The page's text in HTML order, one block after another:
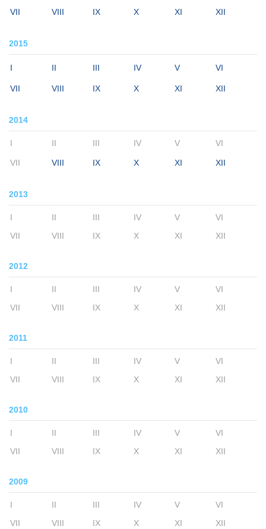
VII VIII IX X XI XII
2015
I II III IV V VI
VII VIII IX X XI XII
2014
I II III IV V VI
VII VIII IX X XI XII
2013
I II III IV V
VI
VII
VIII IX X XI XII
2012
I II III IV V
VI
VII
VIII IX X XI XII
2011
I II III IV V
VI
VII
VIII IX X XI XII
2010
I II III IV V
VI
VII
VIII IX X XI XII
2009
I II III IV V
VI
VII
VIII IX X XI XII